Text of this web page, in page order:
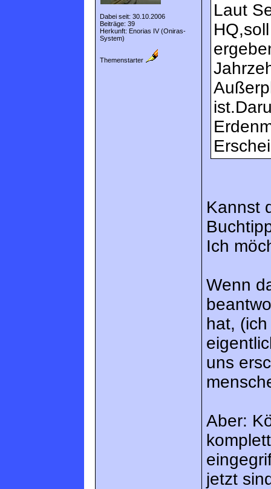
Dabei seit: 30.10.2006
Beiträge: 39
Herkunft: Enorias IV (Oniras-
System)
Themenstarter
Laut
Kannst
Ich
Wenn
hat,
uns
Aber:
jetzt